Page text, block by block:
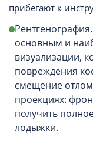
прибегают к
основным и
визуализации,
повреждения
смещение
проекциях:
получить
лодыжки.